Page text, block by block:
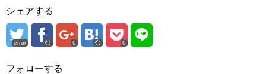
シェアする
error 0 0
フォローする